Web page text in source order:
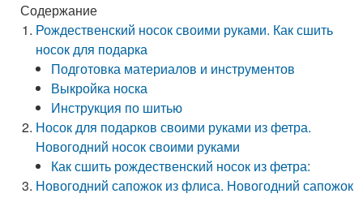
Содержание
Рождественский носок своими руками. Как сшить
носок для подарка
Подготовка материалов и инструментов
Выкройка носка
Инструкция по шитью
Носок для подарков своими руками из фетра.
Новогодний носок своими руками
Как сшить рождественский носок из фетра:
Новогодний сапожок из флиса. Новогодний сапожок